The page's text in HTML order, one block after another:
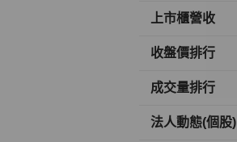
上市櫃營收
收盤價排行
成交量排行
法人動態(個股)